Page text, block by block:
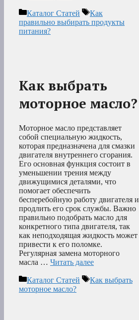
Рубрики
Каталог Статей Метки
Как
правильно выбирать продукты
питания?
Как выбрать
моторное масло?
Моторное масло представляет
собой специальную жидкость,
которая предназначена для смазки
двигателя внутреннего сгорания.
Его основная функция состоит в
уменьшении трения между
движущимися деталями, что
помогает обеспечить
бесперебойную работу двигателя и
продлить его срок службы. Важно
правильно подобрать масло для
конкретного типа двигателя, так
как неподходящая жидкость может
привести к его поломке.
Регулярная замена моторного
масла … Читать далее
Рубрики
Каталог Статей Метки
Как выбрать
моторное масло?